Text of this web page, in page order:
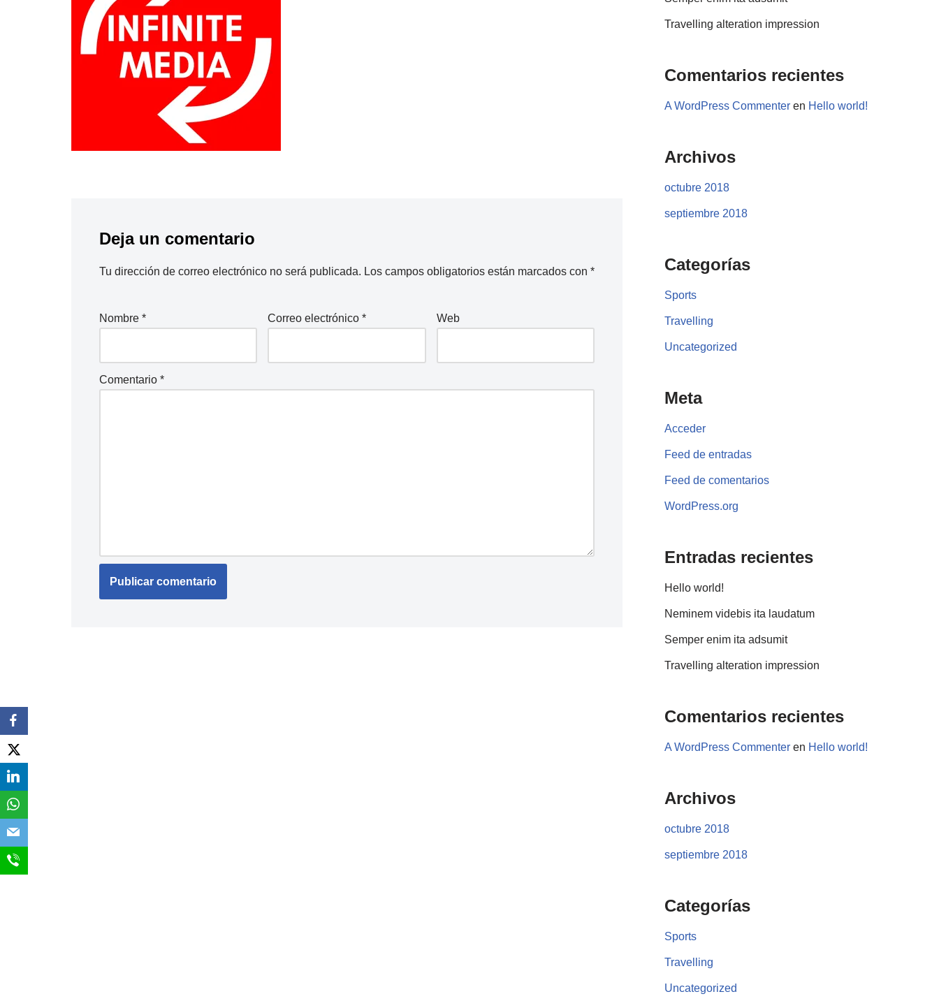
Deja un comentario
Tu dirección de correo electrónico no será publicada. Los campos obligatorios están marcados con *
Nombre * Correo electrónico* Web
Comentario *
Travelling alteration impression
Comentarios recientes
A WordPress Commenter en Hello world!
Archivos
octubre 2018
septiembre 2018
Categorías
Sports
Travelling
Uncategorized
Meta
Acceder
Feed de entradas
Feed de comentarios
WordPress.org
Entradas recientes
Hello world!
Neminem videbis ita laudatum
Semper enim ita adsumit
Travelling alteration impression
Comentarios recientes
A WordPress Commenter en Hello world!
Archivos
octubre 2018
septiembre 2018
Categorías
Sports
Travelling
Uncategorized